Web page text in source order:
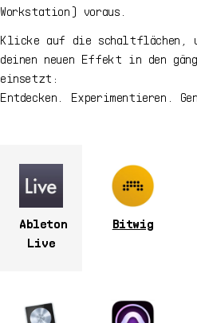
Workstation) voraus.
Klicke auf die schaltflächen,
deinen neuen Effekt in den
einsetzt:
Entdecken. Experimentieren.
Ableton
Live
Bitwig